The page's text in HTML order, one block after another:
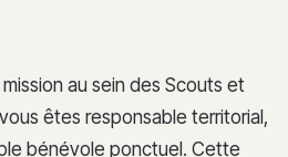
au sein des Scouts et
êtes responsable territorial,
bénévole ponctuel. Cette